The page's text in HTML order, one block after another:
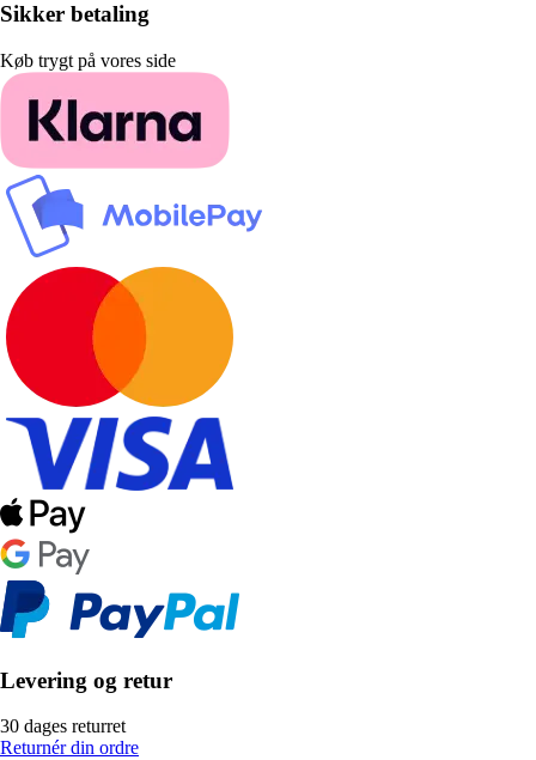
Sikker betaling
Køb trygt på vores side
Levering og retur
30 dages returret
Returnér din ordre